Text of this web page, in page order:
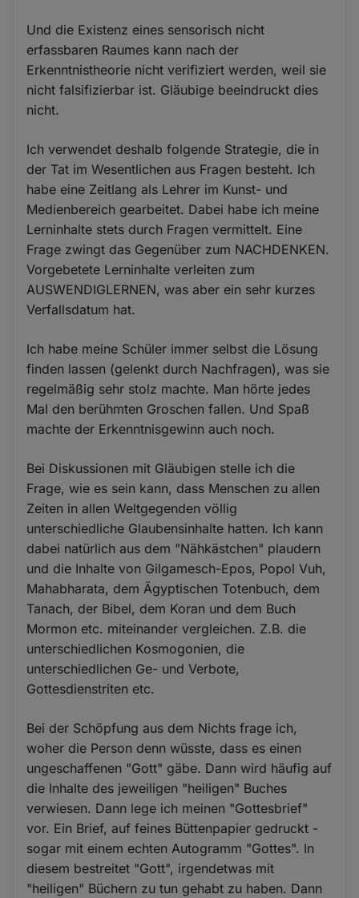
Und die Existenz eines sensorisch nicht
erfassbaren Raumes kann nach der
Erkenntnistheorie nicht verifiziert werden, weil sie
nicht falsifizierbar ist. Gläubige beeindruckt dies
nicht.
Ich verwendet deshalb folgende Strategie, die in
der Tat im Wesentlichen aus Fragen besteht. Ich
habe eine Zeitlang als Lehrer im Kunst- und
Medienbereich gearbeitet. Dabei habe ich meine
Lerninhalte stets durch Fragen vermittelt. Eine
Frage zwingt das Gegenüber zum NACHDENKEN.
Vorgebetete Lerninhalte verleiten zum
AUSWENDIGLERNEN, was aber ein sehr kurzes
Verfallsdatum hat.
Ich habe meine Schüler immer selbst die Lösung
finden lassen (gelenkt durch Nachfragen), was sie
regelmäßig sehr stolz machte. Man hörte jedes
Mal den berühmten Groschen fallen. Und Spaß
machte der Erkenntnisgewinn auch noch.
Bei Diskussionen mit Gläubigen stelle ich die
Frage, wie es sein kann, dass Menschen zu allen
Zeiten in allen Weltgegenden völlig
unterschiedliche Glaubensinhalte hatten. Ich kann
dabei natürlich aus dem "Nähkästchen" plaudern
und die Inhalte von Gilgamesch-Epos, Popol Vuh,
Mahabharata, dem Ägyptischen Totenbuch, dem
Tanach, der Bibel, dem Koran und dem Buch
Mormon etc. miteinander vergleichen. Z.B. die
unterschiedlichen Kosmogonien, die
unterschiedlichen Ge- und Verbote,
Gottesdienstriten etc.
Bei der Schöpfung aus dem Nichts frage ich,
woher die Person denn wüsste, dass es einen
ungeschaffenen "Gott" gäbe. Dann wird häufig auf
die Inhalte des jeweiligen "heiligen" Buches
verwiesen. Dann lege ich meinen "Gottesbrief"
vor. Ein Brief, auf feines Büttenpapier gedruckt -
sogar mit einem echten Autogramm "Gottes". In
diesem bestreitet "Gott", irgendetwas mit
"heiligen" Büchern zu tun gehabt zu haben. Dann